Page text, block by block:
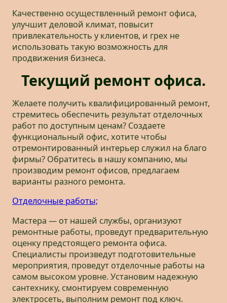
Качественно осуществленный ремонт офиса,
улучшит деловой климат, повысит
привлекательность у клиентов, и грех не
использовать такую возможность для
продвижения бизнеса.
Текущий ремонт офиса.
Желаете получить квалифицированный ремонт,
стремитесь обеспечить результат отделочных
работ по доступным ценам? Создаете
функциональный офис, хотите чтобы
отремонтированный интерьер служил на благо
фирмы? Обратитесь в нашу компанию, мы
производим ремонт офисов, предлагаем
варианты разного ремонта.
Отделочные работы;
Мастера — от нашей службы, организуют
ремонтные работы, проведут предварительную
оценку предстоящего ремонта офиса.
Специалисты произведут подготовительные
мероприятия, проведут отделочные работы на
самом высоком уровне. Установим надежную
сантехнику, смонтируем современную
электросеть, выполним ремонт под ключ.